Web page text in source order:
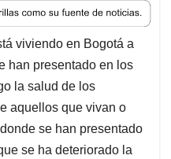
viviendo en Bogotá a
han presentado en los
la salud de los
aquellos que vivan o
se han presentado
se ha deteriorado la